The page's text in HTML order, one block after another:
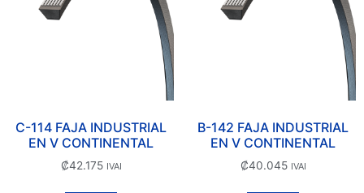
C-114 FAJA INDUSTRIAL
EN V CONTINENTAL
₡42.175 IVAI
B-142 FAJA INDUSTRIAL
EN V CONTINENTAL
₡40.045 IVAI